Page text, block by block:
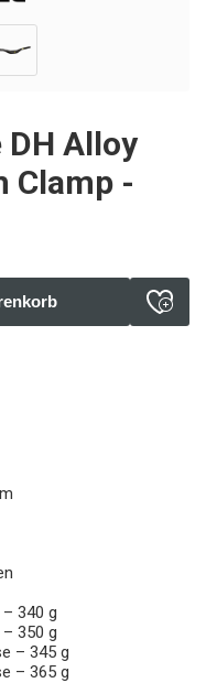
DH Alloy
Clamp -
340 g
350 g
– 345 g
– 365 g